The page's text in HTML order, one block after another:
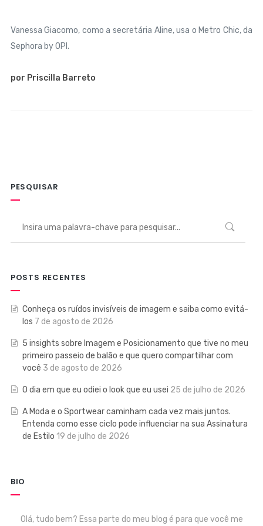
Vanessa Giacomo, como a secretária Aline, usa o Metro Chic, da
Sephora by OPI.
por Priscilla Barreto
PESQUISAR
POSTS RECENTES
Conheça os ruídos invisíveis de imagem e saiba como evitá-
los 7 de agosto de 2026
5 insights sobre Imagem e Posicionamento que tive no meu
primeiro passeio de balão e que quero compartilhar com
você 3 de agosto de 2026
O dia em que eu odiei o look que eu usei 25 de julho de 2026
A Moda e o Sportwear caminham cada vez mais juntos.
Entenda como esse ciclo pode influenciar na sua Assinatura
de Estilo 19 de julho de 2026
BIO
Olá, tudo bem? Essa parte do meu blog é para que você me